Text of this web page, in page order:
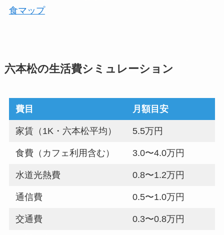
食マップ
六本松の生活費シミュレーション
費目 月額目安
家賃（1K・六本松平均） 5.5万円
食費（カフェ利用含む） 3.0〜4.0万円
水道光熱費 0.8〜1.2万円
通信費 0.5〜1.0万円
交通費 0.3〜0.8万円